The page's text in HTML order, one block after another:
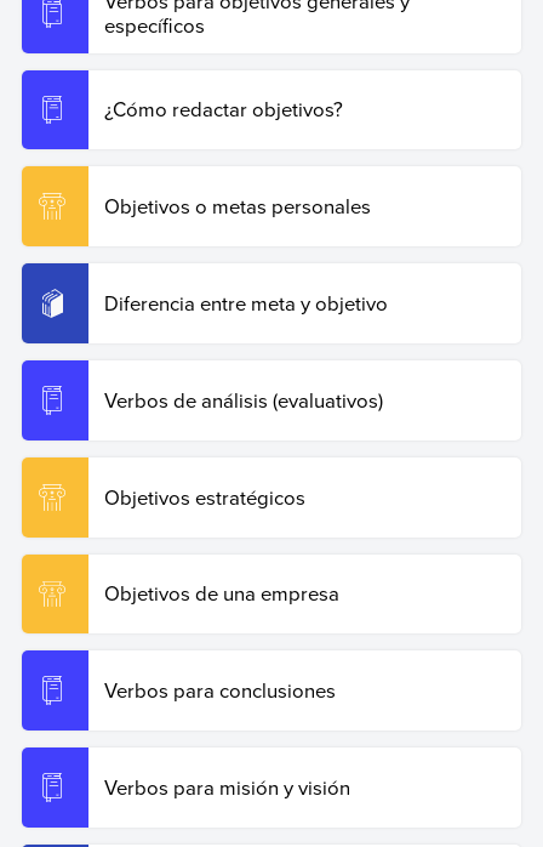
https://www.ejemplos.co/10-ejemplos-de-objetivos-
generales-y-especificos/
específicos
¿Cómo redactar objetivos?
Objetivos o metas personales
Diferencia entre meta y objetivo
Verbos de análisis (evaluativos)
Objetivos estratégicos
Objetivos de una empresa
Verbos para conclusiones
Verbos para misión y visión